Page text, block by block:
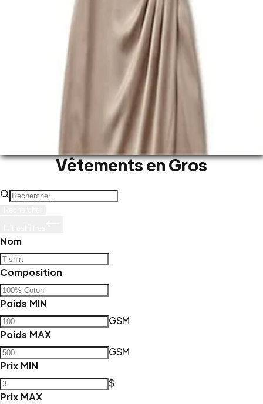
quels types de vêtements vous cherchez, et
notre équipe vous guidera.
Filtrer par :
Veste
Vêtements en Gros
Nom
Composition
Poids MIN
GSM
Poids MAX
GSM
Prix MIN
$
Prix MAX